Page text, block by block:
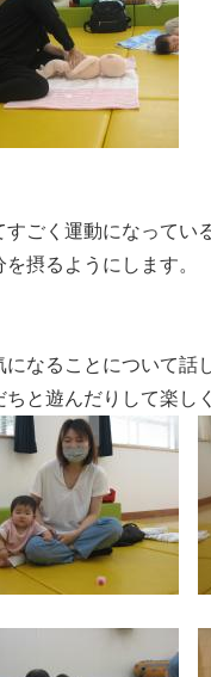
ごく運動になってい
摂るようにします。
なることについて話
と遊んだりして楽し